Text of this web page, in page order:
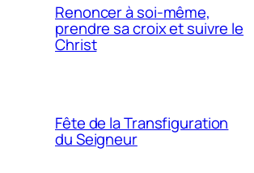
Renoncer à soi-même,
prendre sa croix et suivre le
Christ
Fête de la Transfiguration
du Seigneur